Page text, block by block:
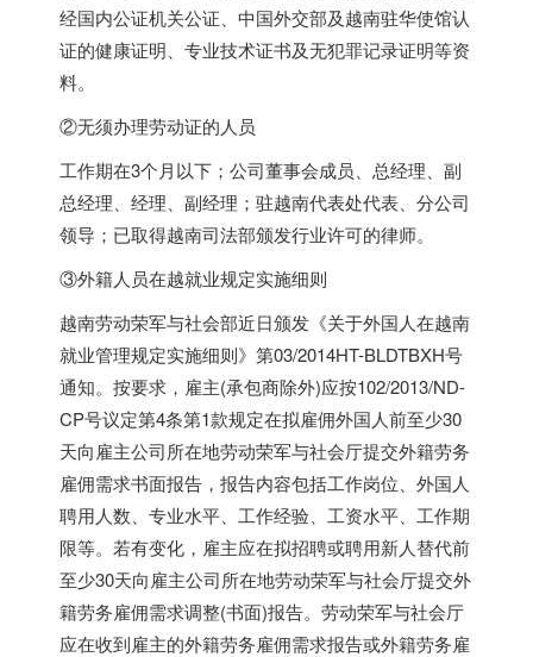
经国内公证机关公证、中国外交部及越南驻华使馆认
证的健康证明、专业技术证书及无犯罪记录证明等资
料。
②无须办理劳动证的人员
工作期在3个月以下；公司董事会成员、总经理、副
总经理、经理、副经理；驻越南代表处代表、分公司
领导；已取得越南司法部颁发行业许可的律师。
③外籍人员在越就业规定实施细则
越南劳动荣军与社会部近日颁发《关于外国人在越南
就业管理规定实施细则》第03/2014HT-BLDTBXH号
通知。按要求，雇主(承包商除外)应按102/2013/ND-
CP号议定第4条第1款规定在拟雇佣外国人前至少30
天向雇主公司所在地劳动荣军与社会厅提交外籍劳务
雇佣需求书面报告，报告内容包括工作岗位、外国人
聘用人数、专业水平、工作经验、工资水平、工作期
限等。若有变化，雇主应在拟招聘或聘用新人替代前
至少30天向雇主公司所在地劳动荣军与社会厅提交外
籍劳务雇佣需求调整(书面)报告。劳动荣军与社会厅
应在收到雇主的外籍劳务雇佣需求报告或外籍劳务雇